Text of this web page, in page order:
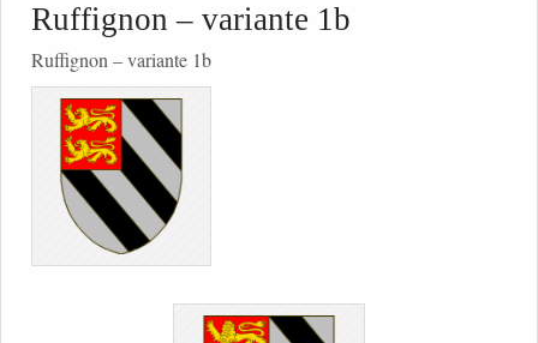
Ruffignon – variante 1b
Ruffignon – variante 1b